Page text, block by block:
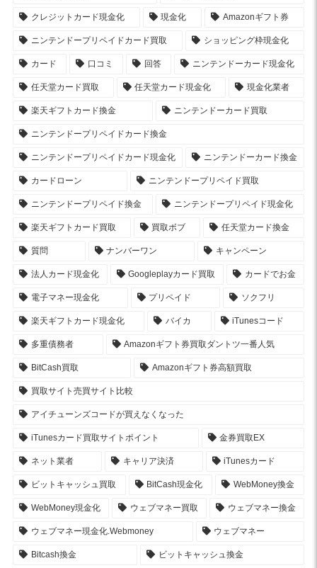
クレジットカード現金化 現金化 Amazonギフト券
ニンテンドープリペイドカード買取 ショッピング枠現金化
カード 口コミ 回答 ニンテンドーカード現金化
任天堂カード買取 任天堂カード現金化 現金化業者
楽天ギフトカード換金 ニンテンドーカード買取
ニンテンドープリペイドカード換金
ニンテンドープリペイドカード現金化 ニンテンドーカード換金
カードローン ニンテンドープリペイド買取
ニンテンドープリペイド換金 ニンテンドープリペイド現金化
楽天ギフトカード買取 買取ボブ 任天堂カード換金
質問 ナンバーワン キャンペーン
法人カード現金化 Googleplayカード買取 カードでお金
電子マネー現金化 プリペイド ソクフリ
楽天ギフトカード現金化 バイカ iTunesコード
多重債務者 Amazonギフト券買取ダントツ一番人気
BitCash買取 Amazonギフト券高額買取
買取サイト売買サイト比較
アイチューンズコードが買えなくなった
iTunesカード買取サイトポイント 金券買取EX
ネット業者 キャリア決済 iTunesカード
ビットキャッシュ買取 BitCash現金化 WebMoney換金
WebMoney現金化 ウェブマネー買取 ウェブマネー換金
ウェブマネー現金化.Webmoney ウェブマネー
Bitcash換金 ビットキャッシュ換金